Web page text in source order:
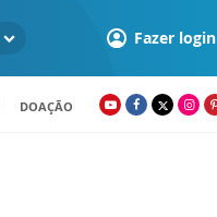
Fazer login
DOAÇÃO